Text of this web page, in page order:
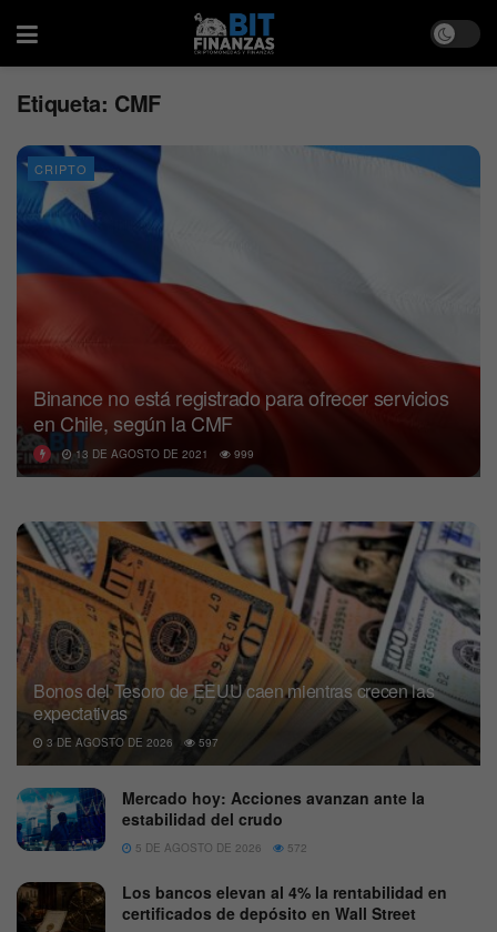
Etiqueta: CMF
CRIPTO
Binance no está registrado para ofrecer servicios
en Chile, según la CMF
13 DE AGOSTO DE 2021 999
Bonos del Tesoro de EEUU caen mientras crecen las
expectativas
3 DE AGOSTO DE 2026 597
Mercado hoy: Acciones avanzan ante la
estabilidad del crudo
5 DE AGOSTO DE 2026 572
Los bancos elevan al 4% la rentabilidad en
certificados de depósito en Wall Street